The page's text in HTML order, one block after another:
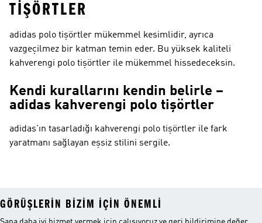
TIŞÖRTLER
adidas polo tişörtler mükemmel kesimlidir, ayrıca
vazgeçilmez bir katman temin eder. Bu yüksek kaliteli
kahverengi polo tişörtler ile mükemmel hissedeceksin.
Kendi kurallarını kendin belirle –
adidas kahverengi polo tişörtler
adidas'ın tasarladığı kahverengi polo tişörtler ile fark
yaratmanı sağlayan eşsiz stilini sergile.
GÖRÜŞLERIN BIZIM IÇIN ÖNEMLI